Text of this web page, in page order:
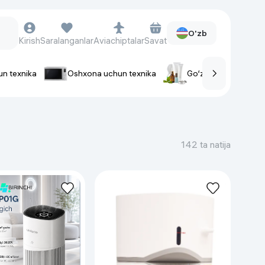
Fitnes-brasletlar
Soat kamarlari
Foto apparatlari va Video-
kameralar
Fotoapparatlari
KirishSaralanganlarAviachiptalarSavat
O'zb
texnika Oshxona uchun texnika Go‘zallik va parvarish
142 ta natija